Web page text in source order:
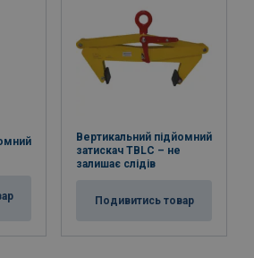
Вертикальний підйомний
затискач TBLC – не
залишає слідів
Подивитись товар